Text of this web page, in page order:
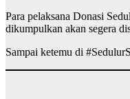
Para pelaksana Donasi
dikumpulkan akan segera
Sampai ketemu di